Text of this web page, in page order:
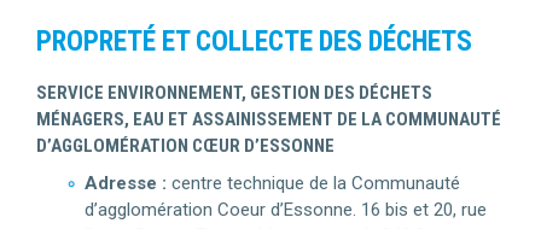
PROPRETÉ ET COLLECTE DES DÉCHETS
SERVICE ENVIRONNEMENT, GESTION DES DÉCHETS
MÉNAGERS, EAU ET ASSAINISSEMENT DE LA COMMUNAUTÉ
D’AGGLOMÉRATION CŒUR D’ESSONNE
Adresse : centre technique de la Communauté
d’agglomération Coeur d’Essonne. 16 bis et 20, rue